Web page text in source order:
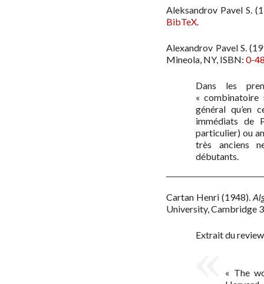
Aleksandrov Pavel S.
BibTeX
Alexandrov Pavel S.
Mineola, NY, ISBN:0-
Dans les
« combinatoire
général qu’en
immédiats de
particulier) ou
très anciens
débutants.
Cartan Henri (1948).
University, Cambridge
Extrait du
« The